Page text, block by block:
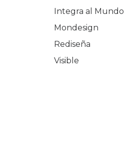
Integra al Mundo
Mondesign
Rediseña
Visible